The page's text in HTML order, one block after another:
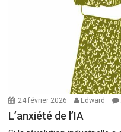
24 février 2026 Edward
L’anxiété de l’IA